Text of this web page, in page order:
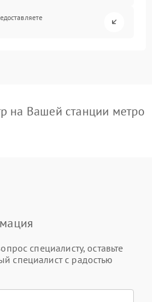
на Вашей станции метро
специалисту, оставьте
специалист с радостью